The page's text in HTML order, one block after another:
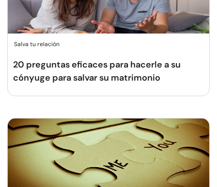
Salva tu relación
20 preguntas eficaces para hacerle a su
cónyuge para salvar su matrimonio